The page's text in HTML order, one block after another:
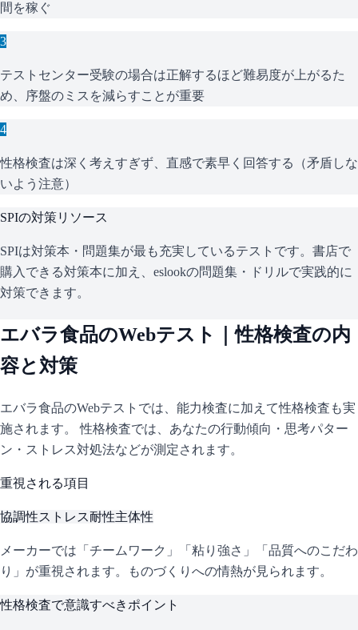
間を稼ぐ
3
テストセンター受験の場合は正解するほど難易度が上がるた
め、序盤のミスを減らすことが重要
4
性格検査は深く考えすぎず、直感で素早く回答する（矛盾しな
いよう注意）
SPIの対策リソース
SPIは対策本・問題集が最も充実しているテストです。書店で
購入できる対策本に加え、eslookの問題集・ドリルで実践的に
対策できます。
エバラ食品のWebテスト｜性格検査の内
容と対策
エバラ食品のWebテストでは、能力検査に加えて性格検査も実
施されます。 性格検査では、あなたの行動傾向・思考パター
ン・ストレス対処法などが測定されます。
重視される項目
協調性ストレス耐性主体性
メーカーでは「チームワーク」「粘り強さ」「品質へのこだわ
り」が重視されます。ものづくりへの情熱が見られます。
性格検査で意識すべきポイント